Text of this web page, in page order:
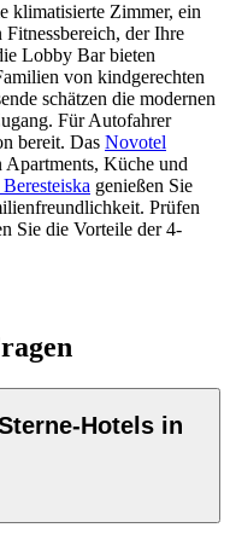
klimatisierte Zimmer, ein
der Ihre
Lobby Bar bieten
von kindgerechten
schätzen die modernen
Für Autofahrer
bereit. Das Novotel
Küche und
genießen Sie
Prüfen
Sie die Vorteile der 4-
Hotels in